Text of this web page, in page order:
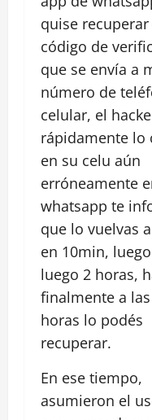
quise recuperar
código de
que se envía a
número de
celular, el
rápidamente lo
en su celu aún
erróneamente
whatsapp te
que lo vuelvas
en 10min,
luego 2 horas,
finalmente a
horas lo podés
recuperar.
En ese tiempo,
asumieron el